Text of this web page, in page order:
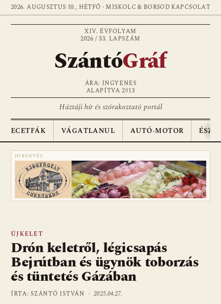
2026. AUGUSZTUS 10., HÉTFŐ · MISKOLC & BORSOD KAPCSOLAT
XIV. ÉVFOLYAM
2026 / 33. LAPSZÁM
SzántóGráf
ÁRA: INGYENES
ALAPÍTVA 2013
Háztáji hír és szórakoztató portál
ECETFÁK VÁGATLANUL AUTÓ-MOTOR
HIRDETÉS
ÚJKELET
Drón keletről, légicsapás
Bejrútban és ügynök toborzás
és tüntetés Gázában
ÍRTA: SZÁNTÓ ISTVÁN ·2025.04.27.